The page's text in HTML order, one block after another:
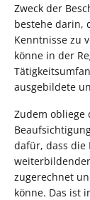
Zweck der
bestehe darin,
Kenntnisse zu
könne in der
ausgebildete
Zudem obliege
dafür, dass die
zugerechnet
könne. Das ist